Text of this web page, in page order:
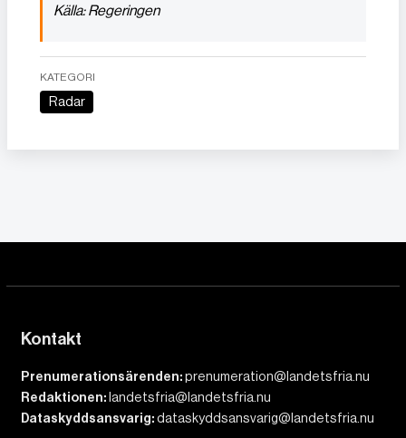
Källa: Regeringen
KATEGORI
Radar
Kontakt
Prenumerationsärenden:prenumeration@landetsfria.nu
Redaktionen: landetsfria@landetsfria.nu
Dataskyddsansvarig:dataskyddsansvarig@landetsfria.nu